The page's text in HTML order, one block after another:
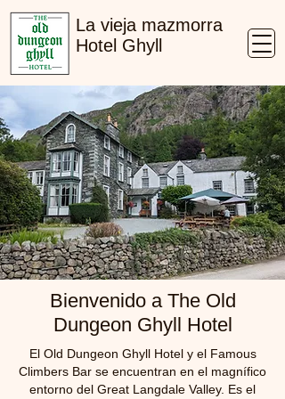
La vieja mazmorra
Hotel Ghyll
Bienvenido a The Old
Dungeon Ghyll Hotel
El Old Dungeon Ghyll Hotel y el Famous
Climbers Bar se encuentran en el magnífico
entorno del Great Langdale Valley. Es el